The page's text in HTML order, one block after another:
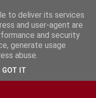
to deliver its services
and user-agent are
and security
generate usage
abuse.
GOT IT